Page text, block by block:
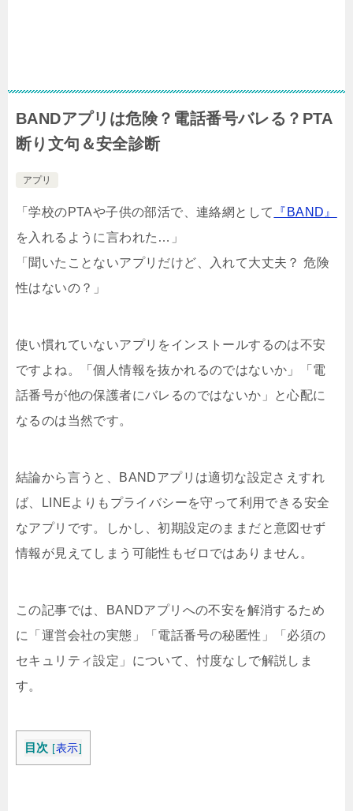
BANDアプリは危険？電話番号バレる？PTA
断り文句＆安全診断
アプリ
「学校のPTAや子供の部活で、連絡網として
『BAND』
を入れるように言われた…」
「聞いたことないアプリだけど、入れて大丈夫？ 危険
性はないの？」
使い慣れていないアプリをインストールするのは不安
ですよね。「個人情報を抜かれるのではないか」「電
話番号が他の保護者にバレるのではないか」と心配に
なるのは当然です。
結論から言うと、BANDアプリは適切な設定さえすれ
ば、LINEよりもプライバシーを守って利用できる安全
なアプリです。しかし、初期設定のままだと意図せず
情報が見えてしまう可能性もゼロではありません。
この記事では、BANDアプリへの不安を解消するため
に「運営会社の実態」「電話番号の秘匿性」「必須の
セキュリティ設定」について、忖度なしで解説しま
す。
目次 [表示]